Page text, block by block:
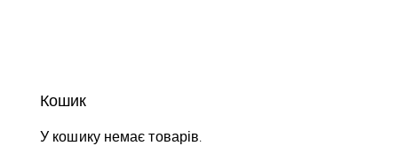
Кошик
У кошику немає товарів.